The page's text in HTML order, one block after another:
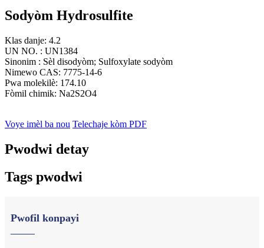
Sodyòm Hydrosulfite
Klas danje: 4.2
UN NO. : UN1384
Sinonim : Sèl disodyòm; Sulfoxylate sodyòm
Nimewo CAS: 7775-14-6
Pwa molekilè: 174.10
Fòmil chimik: Na2S2O4
Voye imèl ba nou Telechaje kòm PDF
Pwodwi detay
Tags pwodwi
Pwofil konpayi